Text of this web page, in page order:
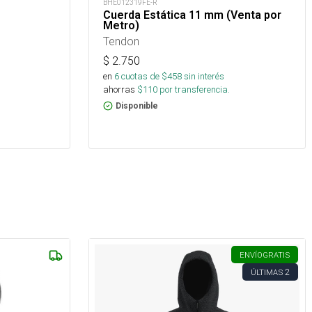
BHE012319FE-R
Cuerda Estática 11 mm (Venta por
Metro)
Tendon
$ 2.750
en 6cuotas de $458sin interés
ahorras $110 por transferencia.
Disponible
ENVÍOGRATIS
ÚLTIMAS 2